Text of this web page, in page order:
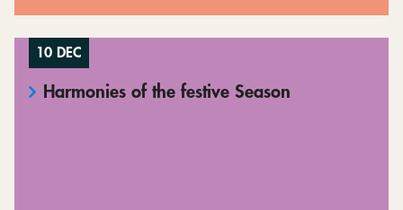
10 DEC
Harmonies of the festive Season